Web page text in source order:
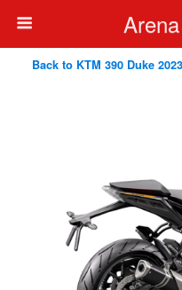
Back to KTM 390 Duke